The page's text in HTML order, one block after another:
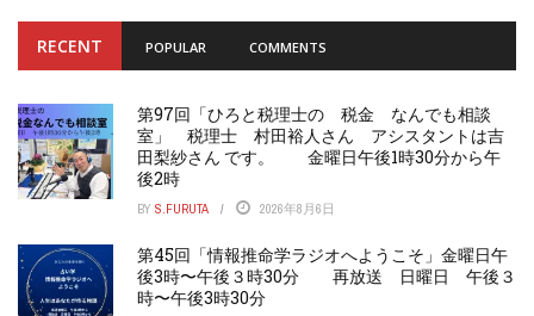
RECENT POPULAR COMMENTS
第97回「ひろと税理士の 税金 なんでも相談
室」 税理士 村田裕人さん アシスタントは吉
田梨紗さん です。 金曜日午後1時30分から午
後2時
BY S.FURUTA 2026年8月6日
第45回「情報推命学ラジオへようこそ」金曜日午
後3時〜午後３時30分 再放送 日曜日 午後３
時〜午後3時30分